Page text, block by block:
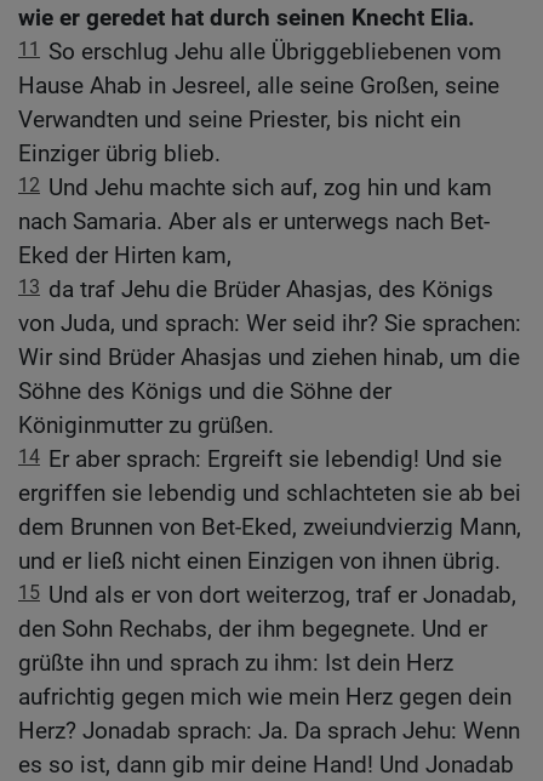
wie er geredet hat durch seinen Knecht Elia.
11
So erschlug Jehu alle Übriggebliebenen vom
Hause Ahab in Jesreel, alle seine Großen, seine
Verwandten und seine Priester, bis nicht ein
Einziger übrig blieb.
12 Und Jehu machte sich auf, zog hin und kam
nach Samaria. Aber als er unterwegs nach Bet-
Eked der Hirten kam,
13 da traf Jehu die Brüder Ahasjas, des Königs
von Juda, und sprach: Wer seid ihr? Sie sprachen:
Wir sind Brüder Ahasjas und ziehen hinab, um die
Söhne des Königs und die Söhne der
Königinmutter zu grüßen.
14 Er aber sprach: Ergreift sie lebendig! Und sie
ergriffen sie lebendig und schlachteten sie ab bei
dem Brunnen von Bet-Eked, zweiundvierzig Mann,
und er ließ nicht einen Einzigen von ihnen übrig.
15 Und als er von dort weiterzog, traf er Jonadab,
den Sohn Rechabs, der ihm begegnete. Und er
grüßte ihn und sprach zu ihm: Ist dein Herz
aufrichtig gegen mich wie mein Herz gegen dein
Herz? Jonadab sprach: Ja. Da sprach Jehu: Wenn
es so ist, dann gib mir deine Hand! Und Jonadab